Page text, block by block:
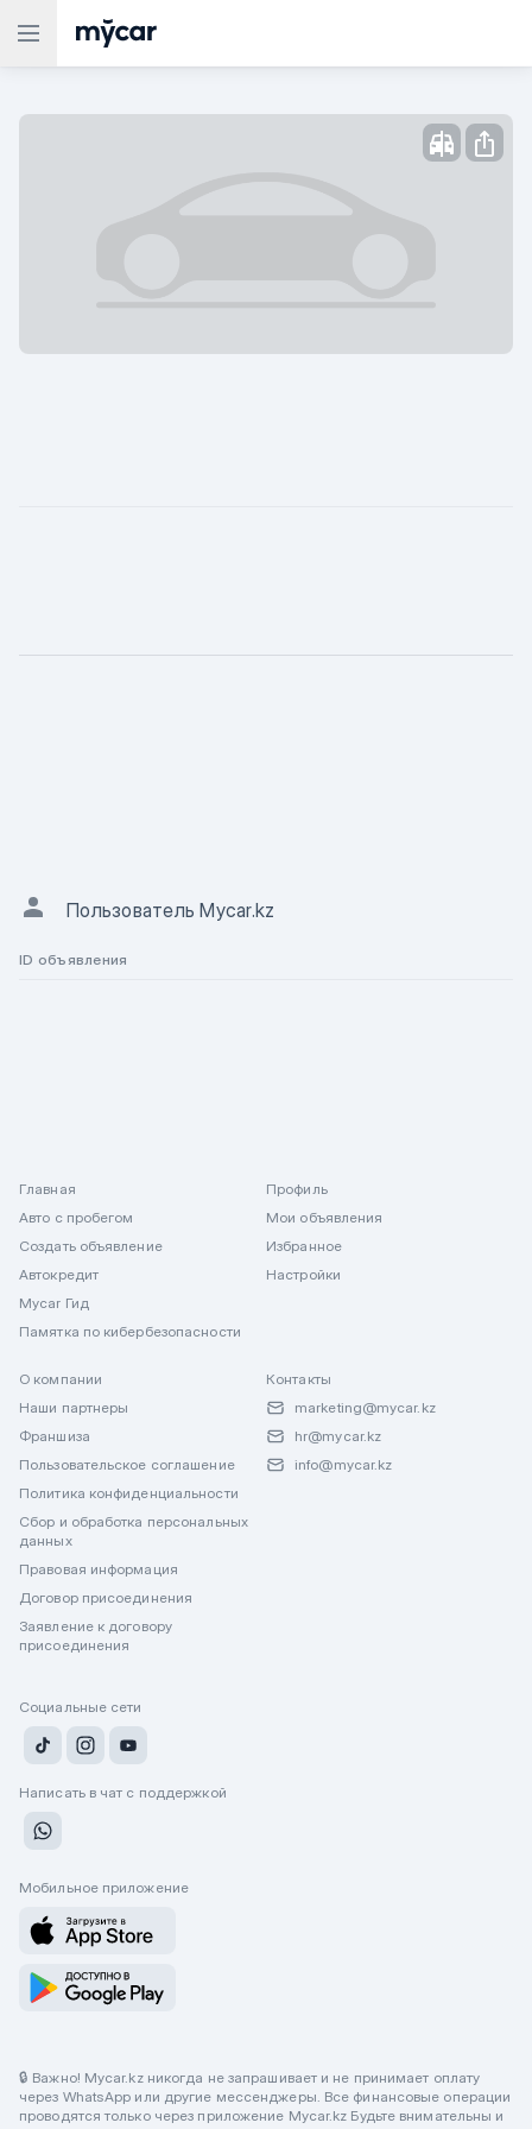
Пользователь Mycar.kz
ID объявления
Главная
Авто с пробегом
Создать объявление
Автокредит
Mycar Гид
Памятка по кибербезопасности
Профиль
Мои объявления
Избранное
Настройки
О компании
Наши партнеры
Франшиза
Пользовательское соглашение
Политика конфиденциальности
Сбор и обработка персональных
данных
Правовая информация
Договор присоединения
Заявление к договору
присоединения
Контакты
marketing@mycar.kz
hr@mycar.kz
info@mycar.kz
Социальные сети
Написать в чат с поддержкой
Мобильное приложение
🔒 Важно! Mycar.kz никогда не запрашивает и не принимает оплату
через WhatsApp или другие мессенджеры. Все финансовые операции
проводятся только через приложение Mycar.kz Будьте внимательны и